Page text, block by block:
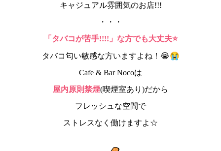
キャジュアル雰囲気のお店!!!
・・・
「タバコが苦手!!!!」な方でも大丈夫⭐️
タバコ匂い敏感な方いますよね！😭😭
Cafe & Bar Nocoは
屋内原則禁煙(喫煙室あり)だから
フレッシュな空間で
ストレスなく働けますよ☆